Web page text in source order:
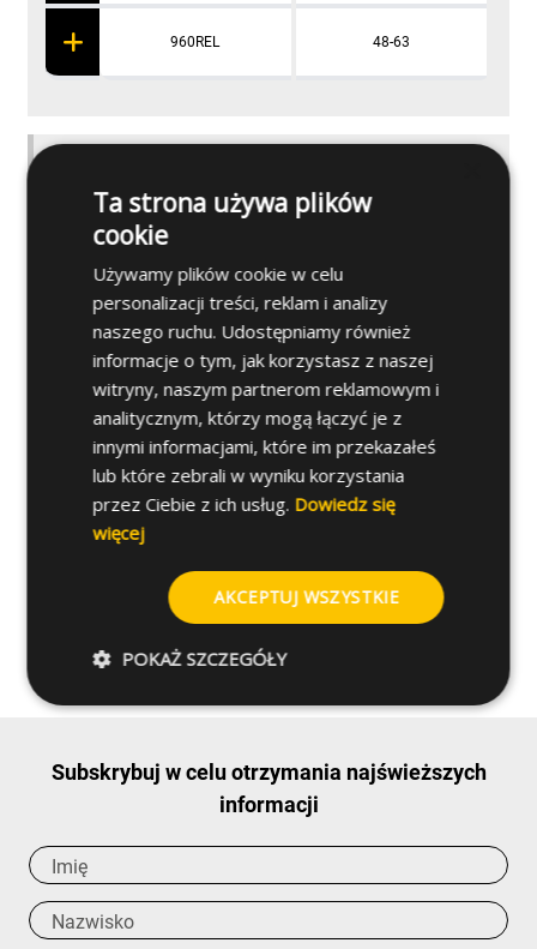
960REL 48-63
Dalsze specyfikacje
Czy masz jakieś pytania
dotyczące tego produktu?
Poproś o więcej informacji
Subskrybuj w celu otrzymania najświeższych
informacji
Ta strona używa plików
cookie
Używamy plików cookie w celu
personalizacji treści, reklam i analizy
naszego ruchu. Udostępniamy również
informacje o tym, jak korzystasz z naszej
witryny, naszym partnerom reklamowym i
analitycznym, którzy mogą łączyć je z
innymi informacjami, które im przekazałeś
lub które zebrali w wyniku korzystania
przez Ciebie z ich usług. Dowiedz się
więcej
AKCEPTUJ WSZYSTKIE
POKAŻ SZCZEGÓŁY